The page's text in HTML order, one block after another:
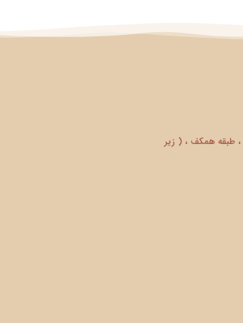
، طبقه همکف ، ( زیر